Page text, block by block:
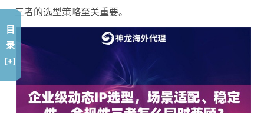
三者的选型策略至关重要。
目
录
[+]